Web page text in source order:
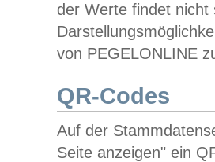
der Werte findet
von PEGELONLINE
QR-Codes
Auf der
Seite anzeigen" ein